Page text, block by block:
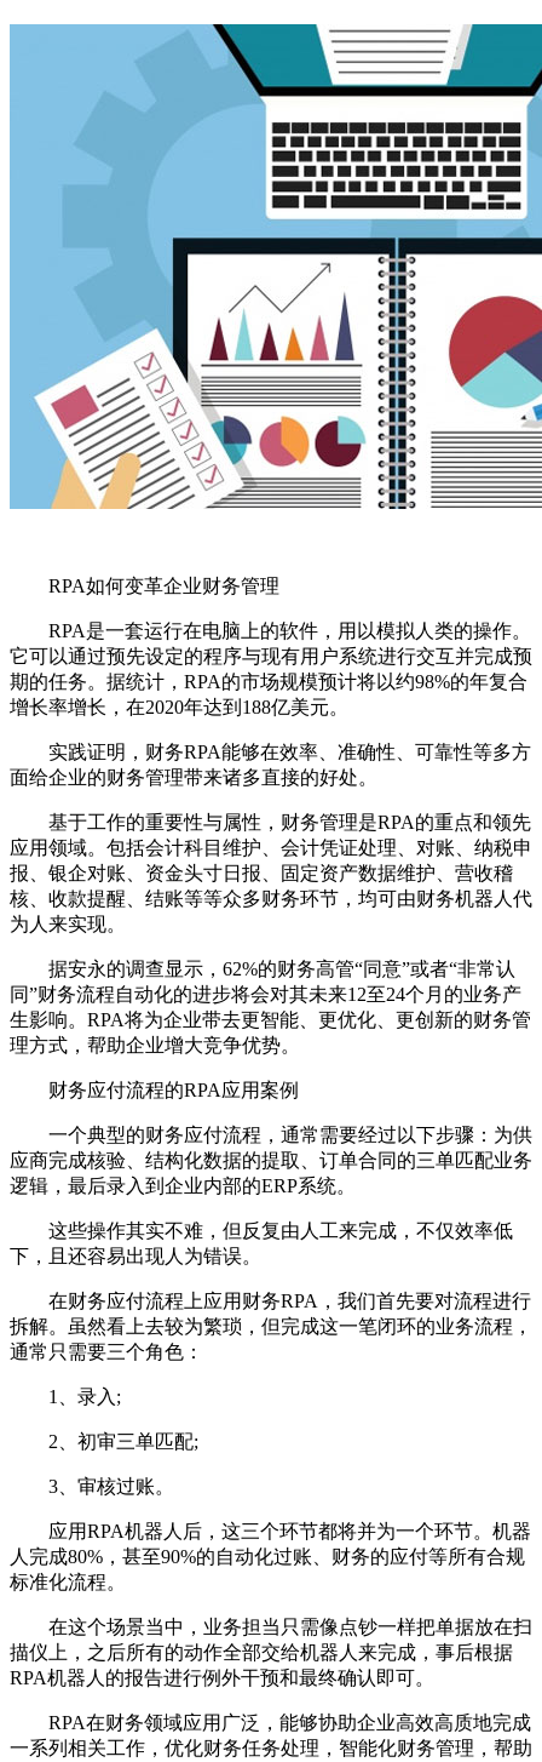
RPA如何变革企业财务管理
RPA是一套运行在电脑上的软件，用以模拟人类的操作。
它可以通过预先设定的程序与现有用户系统进行交互并完成预
期的任务。据统计，RPA的市场规模预计将以约98%的年复合
增长率增长，在2020年达到188亿美元。
实践证明，财务RPA能够在效率、准确性、可靠性等多方
面给企业的财务管理带来诸多直接的好处。
基于工作的重要性与属性，财务管理是RPA的重点和领先
应用领域。包括会计科目维护、会计凭证处理、对账、纳税申
报、银企对账、资金头寸日报、固定资产数据维护、营收稽
核、收款提醒、结账等等众多财务环节，均可由财务机器人代
为人来实现。
据安永的调查显示，62%的财务高管“同意”或者“非常认
同”财务流程自动化的进步将会对其未来12至24个月的业务产
生影响。RPA将为企业带去更智能、更优化、更创新的财务管
理方式，帮助企业增大竞争优势。
财务应付流程的RPA应用案例
一个典型的财务应付流程，通常需要经过以下步骤：为供
应商完成核验、结构化数据的提取、订单合同的三单匹配业务
逻辑，最后录入到企业内部的ERP系统。
这些操作其实不难，但反复由人工来完成，不仅效率低
下，且还容易出现人为错误。
在财务应付流程上应用财务RPA，我们首先要对流程进行
拆解。虽然看上去较为繁琐，但完成这一笔闭环的业务流程，
通常只需要三个角色：
1、录入;
2、初审三单匹配;
3、审核过账。
应用RPA机器人后，这三个环节都将并为一个环节。机器
人完成80%，甚至90%的自动化过账、财务的应付等所有合规
标准化流程。
在这个场景当中，业务担当只需像点钞一样把单据放在扫
描仪上，之后所有的动作全部交给机器人来完成，事后根据
RPA机器人的报告进行例外干预和最终确认即可。
RPA在财务领域应用广泛，能够协助企业高效高质地完成
一系列相关工作，优化财务任务处理，智能化财务管理，帮助